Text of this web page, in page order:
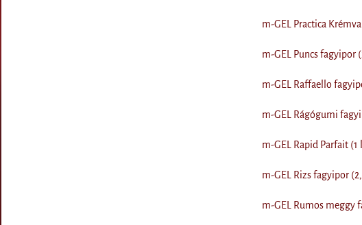
m-GEL Practica
m-GEL Puncs fagyipor
m-GEL Raffaello
m-GEL Rágógumi
m-GEL Rapid Parfait (1
m-GEL Rizs fagyipor
m-GEL Rumos meggy